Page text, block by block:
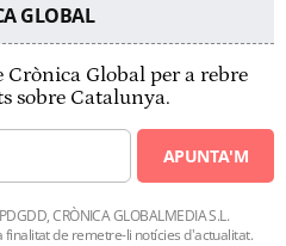
GLOBAL
Global per a rebre
sobre Catalunya.
APUNTA'M
CRÒNICA GLOBALMEDIA S.L.
de remetre-li notícies d'actualitat.